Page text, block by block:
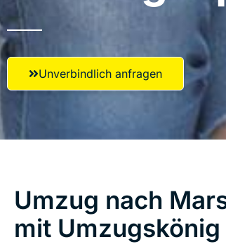
Unverbindlich anfragen
Umzug nach
mit